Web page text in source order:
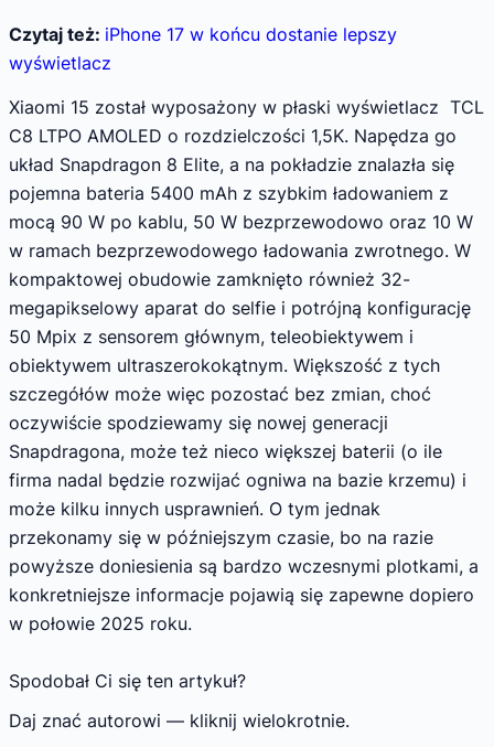
Czytaj też: iPhone 17 w końcu dostanie lepszy
wyświetlacz
Xiaomi 15 został wyposażony w płaski wyświetlacz TCL
C8 LTPO AMOLED o rozdzielczości 1,5K. Napędza go
układ Snapdragon 8 Elite, a na pokładzie znalazła się
pojemna bateria 5400 mAh z szybkim ładowaniem z
mocą 90 W po kablu, 50 W bezprzewodowo oraz 10 W
w ramach bezprzewodowego ładowania zwrotnego. W
kompaktowej obudowie zamknięto również 32-
megapikselowy aparat do selfie i potrójną konfigurację
50 Mpix z sensorem głównym, teleobiektywem i
obiektywem ultraszerokokątnym. Większość z tych
szczegółów może więc pozostać bez zmian, choć
oczywiście spodziewamy się nowej generacji
Snapdragona, może też nieco większej baterii (o ile
firma nadal będzie rozwijać ogniwa na bazie krzemu) i
może kilku innych usprawnień. O tym jednak
przekonamy się w późniejszym czasie, bo na razie
powyższe doniesienia są bardzo wczesnymi plotkami, a
konkretniejsze informacje pojawią się zapewne dopiero
w połowie 2025 roku.
Spodobał Ci się ten artykuł?
Daj znać autorowi — kliknij wielokrotnie.